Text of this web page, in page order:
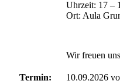
Uhrzeit: 17 –
Ort: Aula
Wir freuen
Termin: 10.09.2026